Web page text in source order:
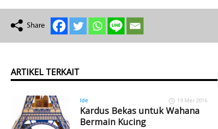
ARTIKEL TERKAIT
Ide 19 Mei 2016
Kardus Bekas untuk Wahana
Bermain Kucing